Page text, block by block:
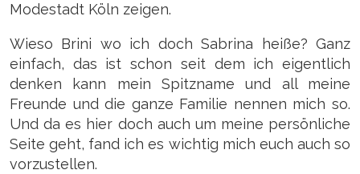
Modestadt Köln zeigen.
Wieso Brini wo ich doch Sabrina heiße? Ganz
einfach, das ist schon seit dem ich eigentlich
denken kann mein Spitzname und all meine
Freunde und die ganze Familie nennen mich so.
Und da es hier doch auch um meine persönliche
Seite geht, fand ich es wichtig mich euch auch so
vorzustellen.